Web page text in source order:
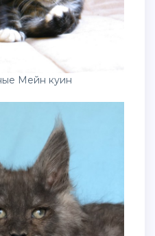
Мейн куин